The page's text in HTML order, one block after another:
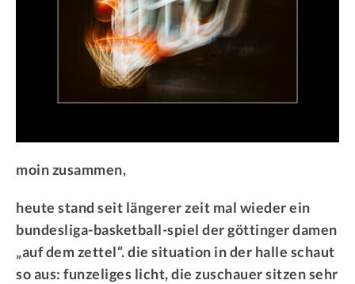
moin zusammen,
heute stand seit längerer zeit mal wieder ein
bundesliga-basketball-spiel der göttinger damen
„auf dem zettel“. die situation in der halle schaut
so aus: funzeliges licht, die zuschauer sitzen sehr